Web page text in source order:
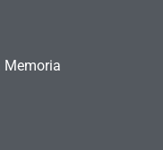
Memoria